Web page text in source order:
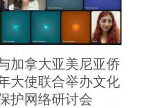
加拿大亚美尼亚侨
大使联合举办文化
护网络研讨会